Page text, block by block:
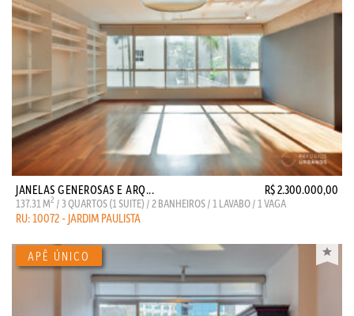
JANELAS GENEROSAS E ARQ... R$ 2.300.000,00
137.31 M2 / 3 QUARTOS (1 SUITE) / 2 BANHEIROS / 1 LAVABO / 1 VAGA
RU: 10072 - JARDIM PAULISTA